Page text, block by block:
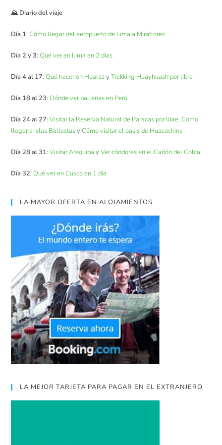
⛰️ Diario del viaje
Día 1:Cómo llegar del aeropuerto de Lima a Miraflores
Día 2 y 3:Qué ver en Lima en 2 días
Día 4 al 17:Qué hacer en HuarazyTrekking Huayhuash por libre
Día 18 al 23: Dónde ver ballenas en Perú
Día 24 al 27:Visitar la Reserva Natural de Paracas por libre,Cómo
llegar a Islas BallestasyCómo visitar el oasis de Huacachina
Día 28 al 31:Visitar Arequipa yVer cóndores en el Cañón del Colca
Día 32:Qué ver en Cusco en 1 día
LA MAYOR OFERTA EN ALOJAMIENTOS
LA MEJOR TARJETA PARA PAGAR EN EL EXTRANJERO